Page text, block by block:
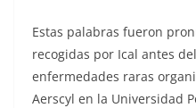
Estas palabras fueron
recogidas por Ical antes
enfermedades raras
Aerscyl en la Universidad